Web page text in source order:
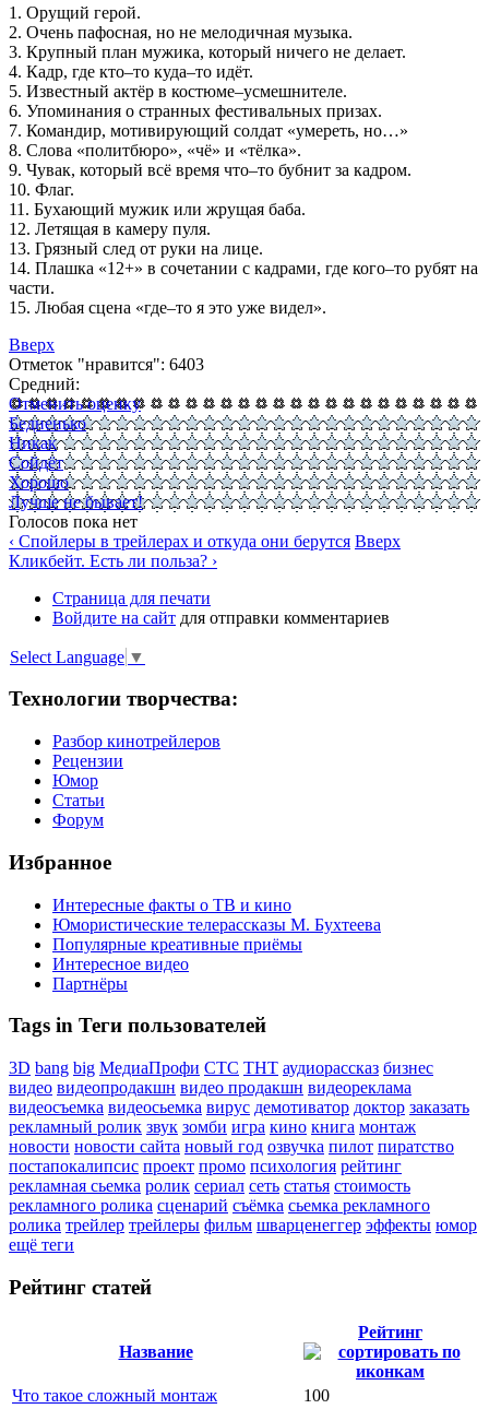
1. Орущий герой.
2. Очень пафосная, но не мелодичная музыка.
3. Крупный план мужика, который ничего не делает.
4. Кадр, где кто–то куда–то идёт.
5. Известный актёр в костюме–усмешнителе.
6. Упоминания о странных фестивальных призах.
7. Командир, мотивирующий солдат «умереть, но…»
8. Слова «политбюро», «чё» и «тёлка».
9. Чувак, который всё время что–то бубнит за кадром.
10. Флаг.
11. Бухающий мужик или жрущая баба.
12. Летящая в камеру пуля.
13. Грязный след от руки на лице.
14. Плашка «12+» в сочетании с кадрами, где кого–то рубят на
части.
15. Любая сцена «где–то я это уже видел».
Вверх
Отметок "нравится": 6403
Средний:
Отменить оценку
Бедненько
Никак
Сойдёт
Хорошо
Лучше не бывает!
Голосов пока нет
‹ Спойлеры в трейлерах и откуда они берутся Вверх
Кликбейт. Есть ли польза? ›
Страница для печати
Войдите на сайт для отправки комментариев
Select Language ▼
Технологии творчества:
Разбор кинотрейлеров
Рецензии
Юмор
Статьи
Форум
Избранное
Интересные факты о ТВ и кино
Юмористические телерассказы М. Бухтеева
Популярные креативные приёмы
Интересное видео
Партнёры
Tags in Теги пользователей
3D bang big МедиаПрофи СТС ТНТ аудиорассказ бизнес
видео видеопродакшн видео продакшн видеореклама
видеосъемка видеосьемка вирус демотиватор доктор заказать
рекламный ролик звук зомби игра кино книга монтаж
новости новости сайта новый год озвучка пилот пиратство
постапокалипсис проект промо психология рейтинг
рекламная сьемка ролик сериал сеть статья стоимость
рекламного ролика сценарий съёмка сьемка рекламного
ролика трейлер трейлеры фильм шварценеггер эффекты юмор
ещё теги
Рейтинг статей
Название
Рейтинг
Что такое сложный монтаж
100